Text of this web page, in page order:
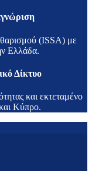
(ISSA) με
Ελλάδα.
Δίκτυο
και εκτεταμένο
Κύπρο.